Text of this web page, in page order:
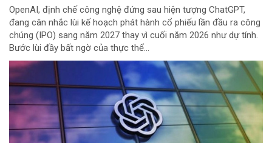
OpenAI, định chế công nghệ đứng sau hiện tượng ChatGPT,
đang cân nhắc lùi kế hoạch phát hành cổ phiếu lần đầu ra công
chúng (IPO) sang năm 2027 thay vì cuối năm 2026 như dự tính.
Bước lùi đầy bất ngờ của thực thể...